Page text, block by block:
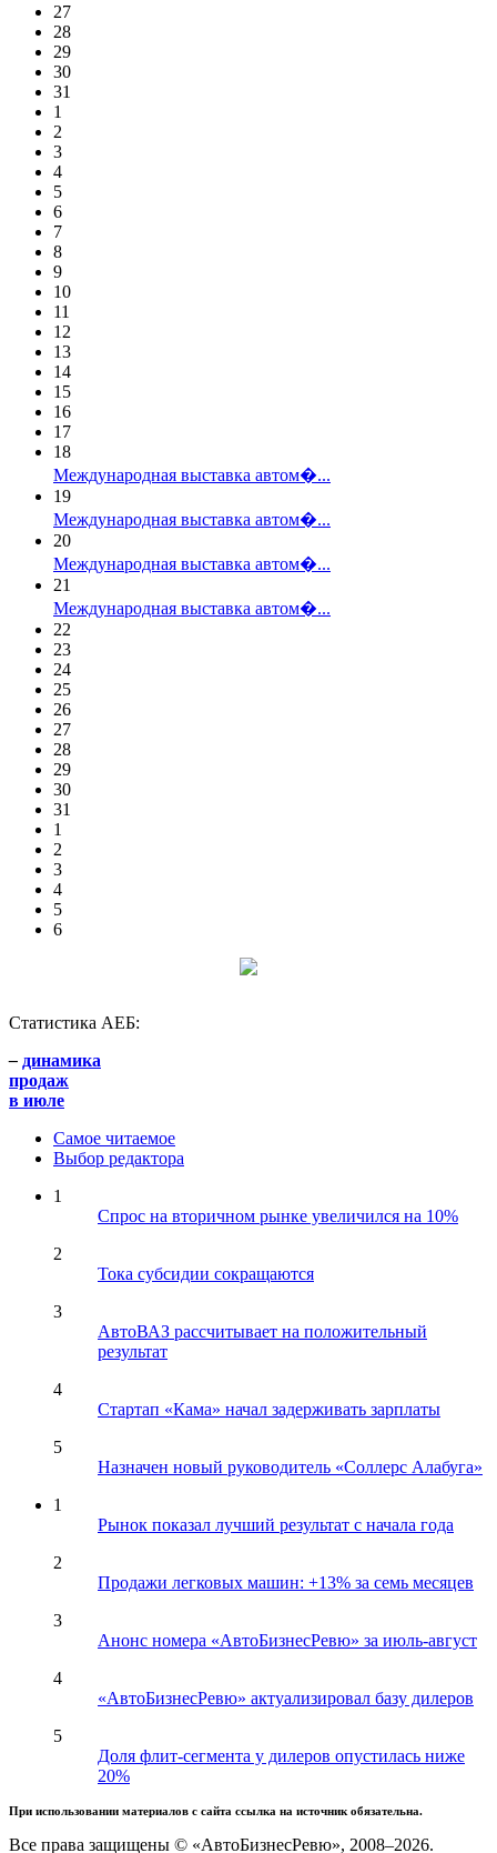
27
28
29
30
31
1
2
3
4
5
6
7
8
9
10
11
12
13
14
15
16
17
18
Международная выставка автом�...
19
Международная выставка автом�...
20
Международная выставка автом�...
21
Международная выставка автом�...
22
23
24
25
26
27
28
29
30
31
1
2
3
4
5
6
Статистика АЕБ:
– динамика
продаж
в июле
Самое читаемое
Выбор редактора
1
Спрос на вторичном рынке увеличился на 10%
2
Тока субсидии сокращаются
3
АвтоВАЗ рассчитывает на положительный
результат
4
Стартап «Кама» начал задерживать зарплаты
5
Назначен новый руководитель «Соллерс Алабуга»
1
Рынок показал лучший результат с начала года
2
Продажи легковых машин: +13% за семь месяцев
3
Анонс номера «АвтоБизнесРевю» за июль-август
4
«АвтоБизнесРевю» актуализировал базу дилеров
5
Доля флит-сегмента у дилеров опустилась ниже
20%
При использовании материалов с сайта ссылка на источник обязательна.
Все права защищены © «АвтоБизнесРевю», 2008–2026.